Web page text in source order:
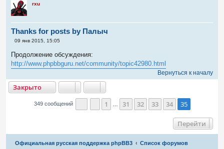
rxu
Thanks for posts by Палыч
С
о
б
щ
е
и
е
09 янв 2015, 15:05
Продолжение обсуждения:
http://www.phpbbguru.net/community/topic42980.html
Вернуться к началу
Закрыто
349 сообщений Страница35из35
Пред.
1 31 32 33 34 35
Перейти
Официальная русская поддержка phpBB3 Список форумов
Связаться с